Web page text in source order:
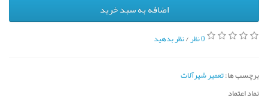
اضافه به سبد خرید
0 نظر /نظر بدهید
برچسب ها:تعمیر شیرآلات
نماد اعتماد